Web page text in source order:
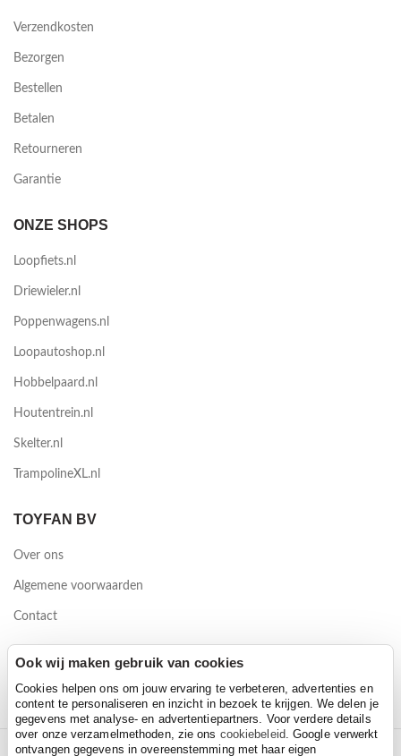
Verzendkosten
Bezorgen
Bestellen
Betalen
Retourneren
Garantie
ONZE SHOPS
Loopfiets.nl
Driewieler.nl
Poppenwagens.nl
Loopautoshop.nl
Hobbelpaard.nl
Houtentrein.nl
Skelter.nl
TrampolineXL.nl
TOYFAN BV
Over ons
Algemene voorwaarden
Contact
Waterwinweg 9
Ook wij maken gebruik van cookies
Cookies helpen ons om jouw ervaring te verbeteren, advertenties en
content te personaliseren en inzicht in bezoek te krijgen. We delen je
gegevens met analyse- en advertentiepartners. Voor verdere details
over onze verzamelmethoden, zie ons cookiebeleid. Google verwerkt
ontvangen gegevens in overeenstemming met haar eigen